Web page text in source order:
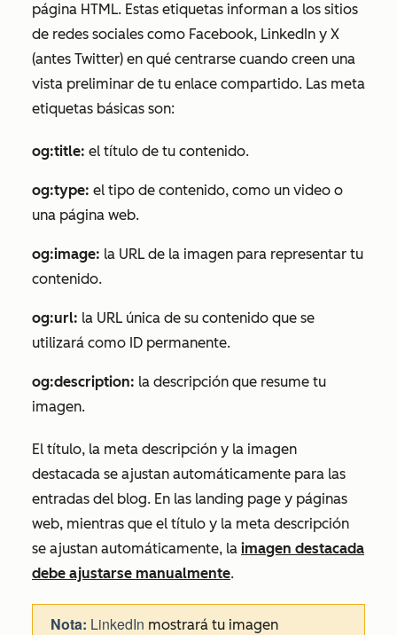
página HTML. Estas etiquetas informan a los sitios
de redes sociales como Facebook, LinkedIn y X
(antes Twitter) en qué centrarse cuando creen una
vista preliminar de tu enlace compartido. Las meta
etiquetas básicas son:
og:title: el título de tu contenido.
og:type: el tipo de contenido, como un video o
una página web.
og:image: la URL de la imagen para representar tu
contenido.
og:url: la URL única de su contenido que se
utilizará como ID permanente.
og:description: la descripción que resume tu
imagen.
El título, la meta descripción y la imagen
destacada se ajustan automáticamente para las
entradas del blog. En las landing page y páginas
web, mientras que el título y la meta descripción
se ajustan automáticamente, la imagen destacada
debe ajustarse manualmente.
Nota: LinkedIn mostrará tu imagen